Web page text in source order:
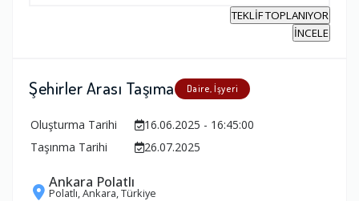
TEKLİF TOPLANIYOR
İNCELE
Şehirler Arası Taşıma Daire, İşyeri
Oluşturma Tarihi
16.06.2025 - 16:45:00
Taşınma Tarihi
26.07.2025
Ankara Polatlı
Polatlı, Ankara, Türkiye